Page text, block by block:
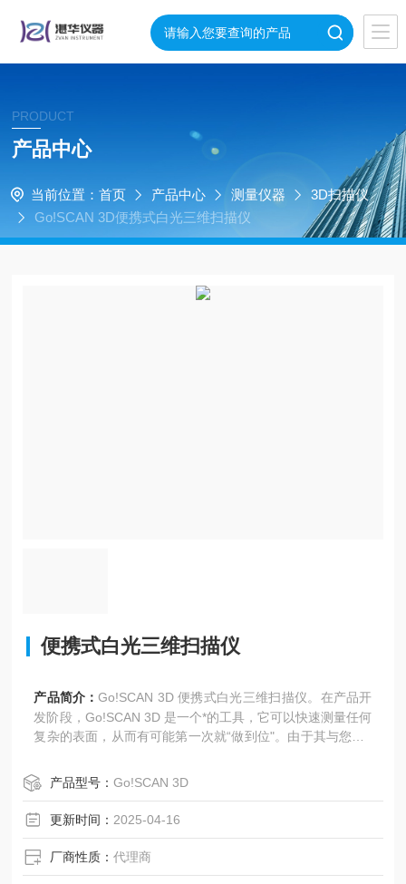
PRODUCT
产品中心
当前位置： 首页 产品中心 测量仪器
3D扫描仪
Go!SCAN 3D便携式白光三维扫描仪
便携式白光三维扫描仪
产品简介：Go!SCAN 3D 便携式白光三维扫描仪。在产品开
发阶段，Go!SCAN 3D 是一个*的工具，它可以快速测量任何
复杂的表面，从而有可能第一次就“做到位"。由于其与您的3
极大地改善产品开发，促进创新，并缩短上市时间。设计为
可以扫描任何对象而无需设置，它提供了无瑕的纹理和几何
获取，以及丰富的彩色调色板中令人印象深刻的细节。
产品型号：Go!SCAN 3D
更新时间： 2025-04-16
厂商性质：代理商